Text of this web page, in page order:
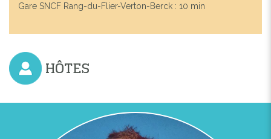
Gare SNCF Rang-du-Flier-Verton-Berck : 10 min
HÔTES